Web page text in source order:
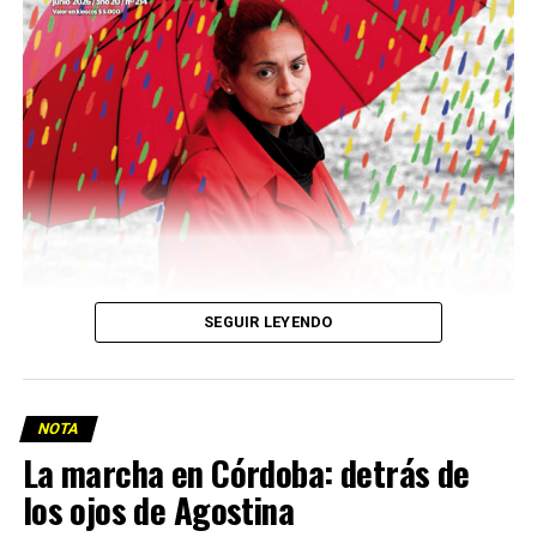
Descargar la Mu en PDF
SEGUIR LEYENDO
NOTA
La marcha en Córdoba: detrás de
los ojos de Agostina